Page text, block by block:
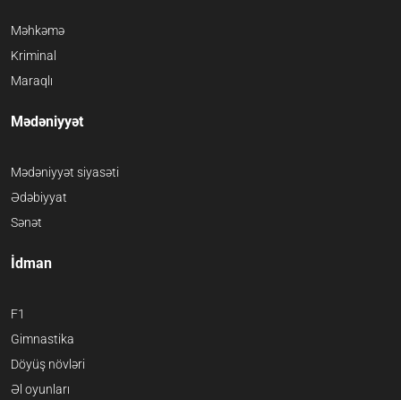
Məhkəmə
Kriminal
Maraqlı
Mədəniyyət
Mədəniyyət siyasəti
Ədəbiyyat
Sənət
İdman
F1
Gimnastika
Döyüş növləri
Əl oyunları